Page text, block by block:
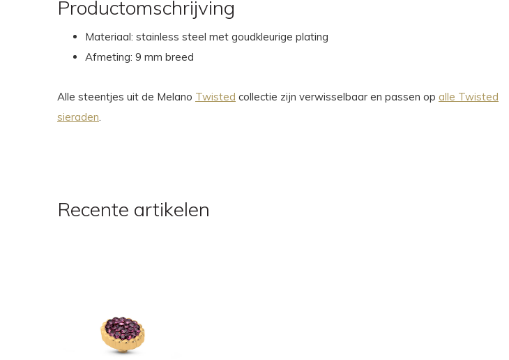
Productomschrijving
Materiaal: stainless steel met goudkleurige plating
Afmeting: 9 mm breed
Alle steentjes uit de Melano Twisted collectie zijn verwisselbaar en passen op alle Twisted
sieraden.
Recente artikelen